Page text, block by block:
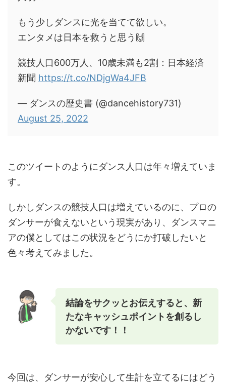
もう少しダンスに光を当てて欲しい。
エンタメは日本を救うと思う🙌
競技人口600万人、10歳未満も2割：日本経済
新聞 https://t.co/NDjgWa4JFB
— ダンスの歴史書 (@dancehistory731)
August 25, 2022
このツイートのようにダンス人口は年々増えていま
す。
しかしダンスの競技人口は増えているのに、プロの
ダンサーが食えないという現実があり、ダンスマニ
アの僕としてはこの状況をどうにか打破したいと
色々考えてみました。
結論をサクッとお伝えすると、新
たなキャッシュポイントを創るし
かないです！！
今回は、ダンサーが安心して生計を立てるにはどう